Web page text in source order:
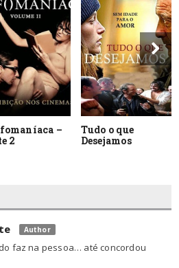
–
2
Tudo o que
Desejamos
Author
faz na pessoa… até concordou